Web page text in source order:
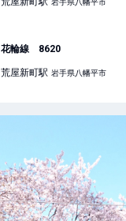
岩手県八幡平市
花輪線 8620
荒屋新町駅 岩手県八幡平市